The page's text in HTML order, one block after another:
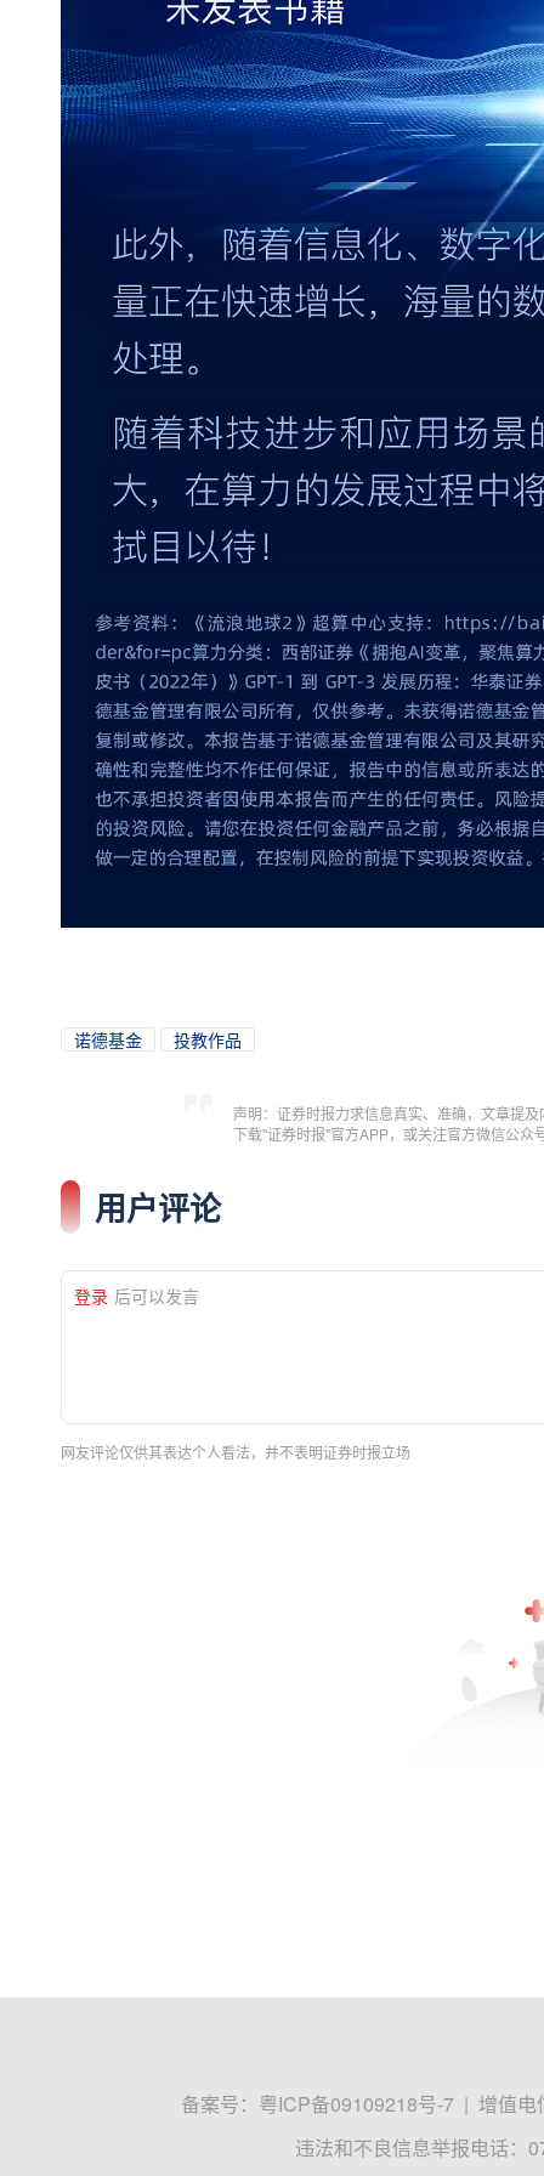
诺德基金 投教作品
声明：证券时报力求信息真实、准确，文章提
下载"证券时报"官方APP，或关注官方微信公
用户评论
登录 后可以发言
网友评论仅供其表达个人看法，并不表明证券时报立场
备案号： 粤ICP备09109218号-7 | 增值电
违法和不良信息举报电话：